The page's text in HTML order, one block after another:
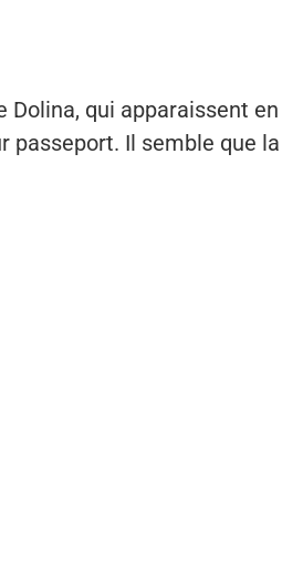
Dolina, qui apparaissent
passeport. Il semble que